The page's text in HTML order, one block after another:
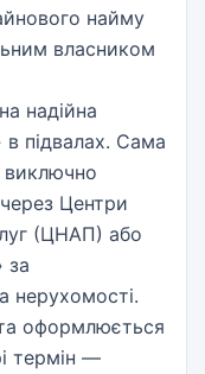
найму
власником
надійна
підвалах. Сама
виключно
Центри
(ЦНАП) або
за
нерухомості.
оформлюється
термін —